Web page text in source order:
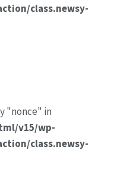
class.newsy-
"nonce" in
v15/wp-
class.newsy-